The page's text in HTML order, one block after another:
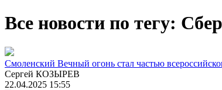
Все новости по тегу: Сбер
Смоленский Вечный огонь стал частью
Сергей КОЗЫРЕВ
22.04.2025 15:55